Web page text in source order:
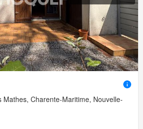
Mathes, Charente-Maritime, Nouvelle-